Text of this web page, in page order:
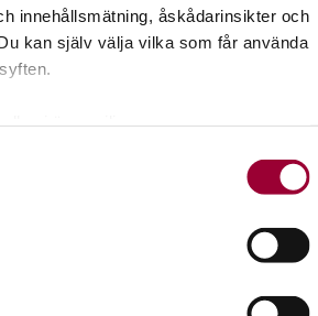
innehållsmätning, åskådarinsikter och
kan själv välja vilka som får använda
på upp till flera meter
hur dina personliga uppgifter behandlas
inom
& evenemang (13 rader)